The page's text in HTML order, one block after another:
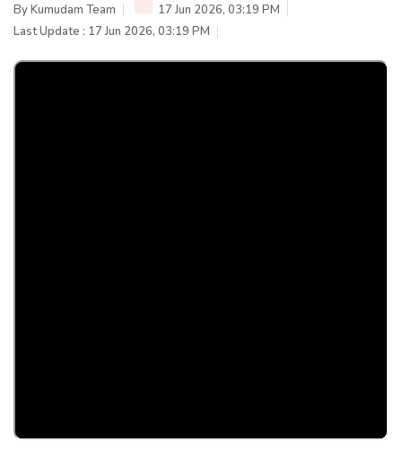
ByKumudam Team
17 Jun 2026, 03:19 PM
Last Update : 17 Jun 2026, 03:19 PM